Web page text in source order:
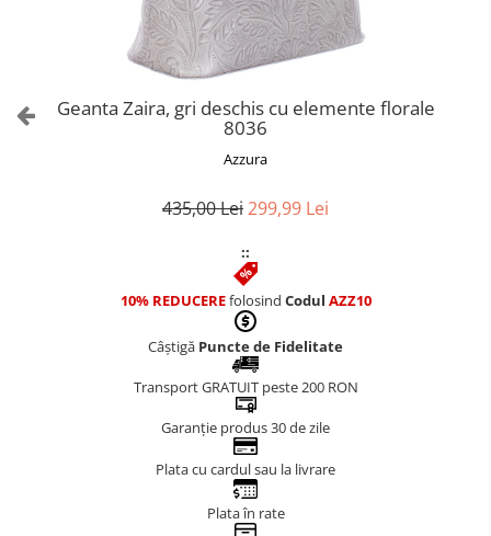
Genți AlbeGeanta Zaira, gri deschis cu elemente florale
8036
Azzura
435,00 Lei299,99 Lei
::
10% REDUCEREfolosind Codul AZZ10
Câștigă Puncte de Fidelitate
Transport GRATUIT peste 200 RON
Garanție produs 30 de zile
Plata cu cardul sau la livrare
Plata în rate